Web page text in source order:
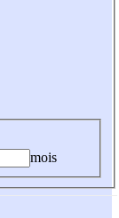
mois